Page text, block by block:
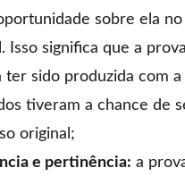
sobre ela
Isso significa que a
ter sido produzida com
tiveram a chance de
original;
e pertinência: a